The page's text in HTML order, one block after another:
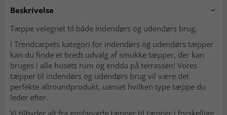
Beskrivelse
Tæppe velegnet til både indendørs og udendørs brug.
I Trendcarpets kategori for indendørs og udendørs tæpper
kan du finde et bredt udvalg af smukke tæpper, der kan
bruges i alle husets rum og endda på terrassen! Vores
tæpper til indendørs og udendørs brug vil være det
perfekte allroundprodukt, uanset hvilken type tæppe du
leder efter.